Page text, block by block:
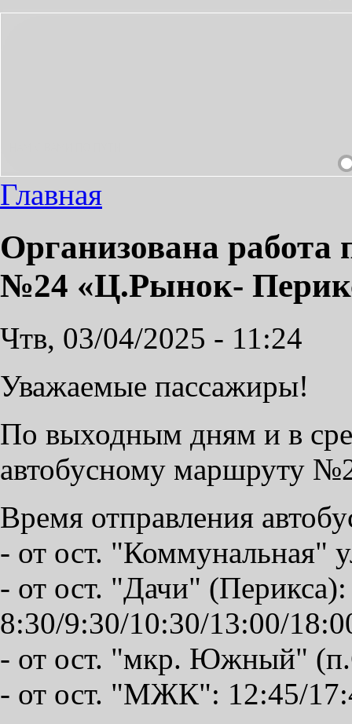
Главная
Организована работа
№24 «Ц.Рынок-
Чтв, 03/04/2025 - 11:24
Уважаемые пассажиры!
По выходным дням и в
автобусному маршруту
Время отправления
- от ост. "Коммунальная"
- от ост. "Дачи" (Перикса):
8:30/9:30/10:30/13:00/
- от ост. "мкр. Южный"
- от ост. "МЖК": 12:45/